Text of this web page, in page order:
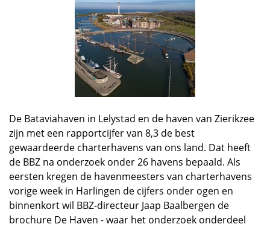
De Bataviahaven in Lelystad en de haven van Zierikzee
zijn met een rapportcijfer van 8,3 de best
gewaardeerde charterhavens van ons land. Dat heeft
de BBZ na onderzoek onder 26 havens bepaald. Als
eersten kregen de havenmeesters van charterhavens
vorige week in Harlingen de cijfers onder ogen en
binnenkort wil BBZ-directeur Jaap Baalbergen de
brochure De Haven - waar het onderzoek onderdeel